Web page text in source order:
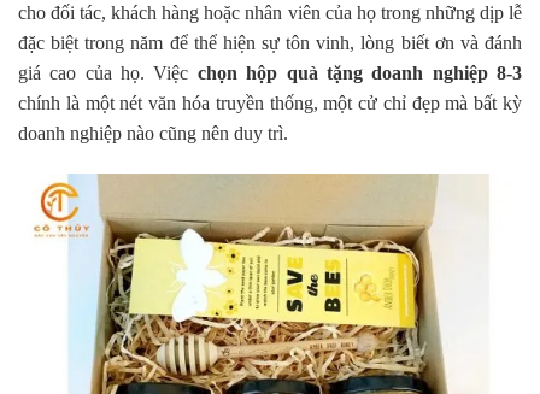
cho đối tác, khách hàng hoặc nhân viên của họ trong những dịp lễ
đặc biệt trong năm để thể hiện sự tôn vinh, lòng biết ơn và đánh
giá cao của họ. Việc chọn hộp quà tặng doanh nghiệp 8-3
chính là một nét văn hóa truyền thống, một cử chỉ đẹp mà bất kỳ
doanh nghiệp nào cũng nên duy trì.